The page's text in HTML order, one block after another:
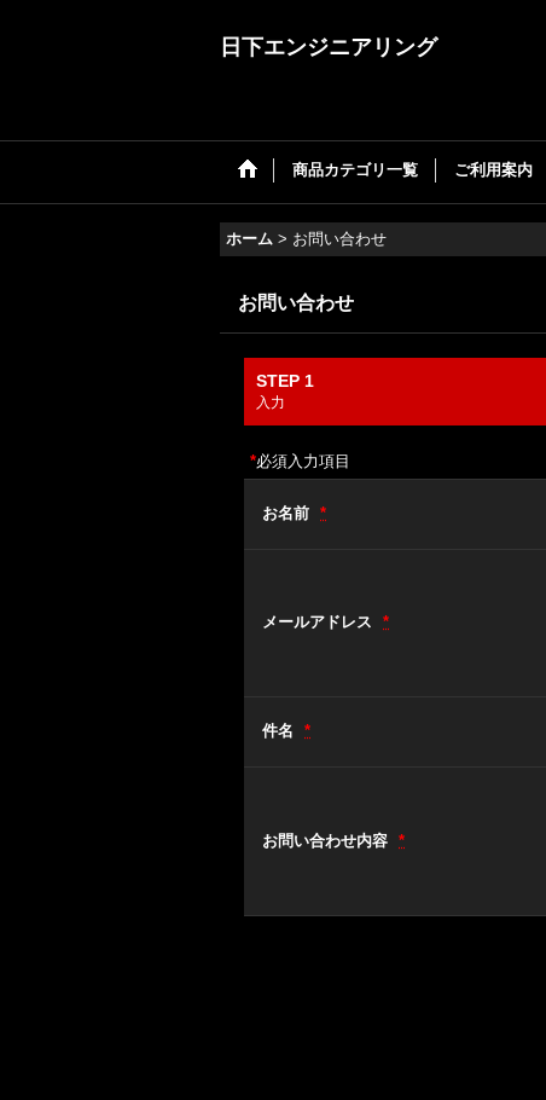
日下エンジニアリング
商品カテゴリ一覧 ご利用案内
ホーム > お問い合わせ
お問い合わせ
STEP 1
入力
*必須入力項目
お名前 *
メールアドレス *
件名 *
お問い合わせ内容 *